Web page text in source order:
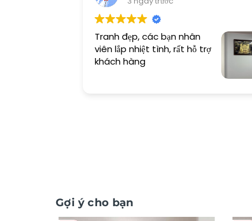
Tranh đẹp, các bạn nhân
viên lắp nhiệt tình, rất hỗ trợ
khách hàng
Gợi ý cho bạn